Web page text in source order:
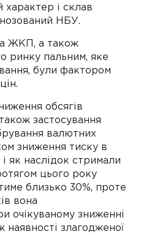
характер і склав
НБУ.
ЖКП, а також
ринку пальним, яке
були фактором
обсягів
застосування
валютних
зниження тиску в
як наслідок стримали
цього року
близько 30%, проте
вона
очікуваному зниженні
наявності злагодженої